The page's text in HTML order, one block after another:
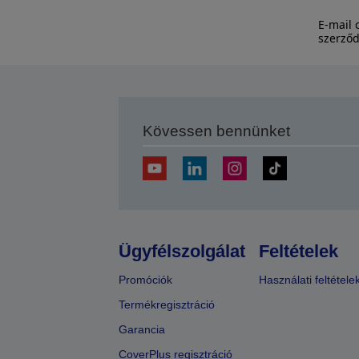
E-mail
Kövessen bennünket
Ügyfélszolgálat
Promóciók
Termékregisztráció
Garancia
CoverPlus regisztráció
Feltételek
Használati